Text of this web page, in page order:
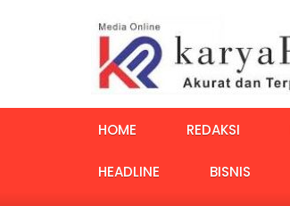
HOME REDAKSI
HEADLINE BISNIS